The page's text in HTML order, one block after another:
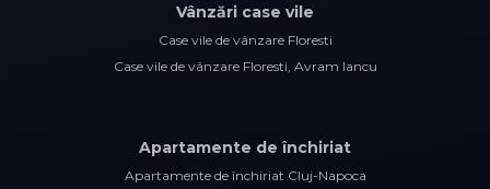
Vânzări case vile
Case vile de vânzare Floresti
Case vile de vânzare Floresti, Avram Iancu
Apartamente de închiriat
Apartamente de închiriat Cluj-Napoca